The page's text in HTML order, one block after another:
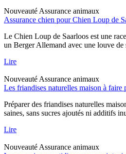
Nouveauté Assurance animaux
Assurance chien pour Chien Loup de
Le Chien Loup de Saarloos est une
un Berger Allemand avec une louve de
Lire
Nouveauté Assurance animaux
Les friandises naturelles maison à faire
Préparer des friandises naturelles
saines, sans sucres ajoutés ni additifs
Lire
Nouveauté Assurance animaux